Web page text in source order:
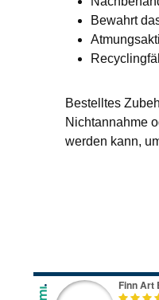
Bewahrt
Bestelltes
Nichtannahme
werden kann,